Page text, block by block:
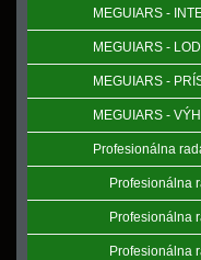
MEGUIARS -
MEGUIARS -
MEGUIARS -
MEGUIARS -
Profesionálna
Profesionálna
Profesionálna
Profesionálna